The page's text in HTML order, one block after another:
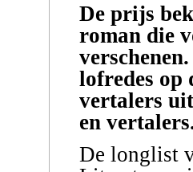
De prijs
roman die
lofredes op
vertalers
en
De longlist